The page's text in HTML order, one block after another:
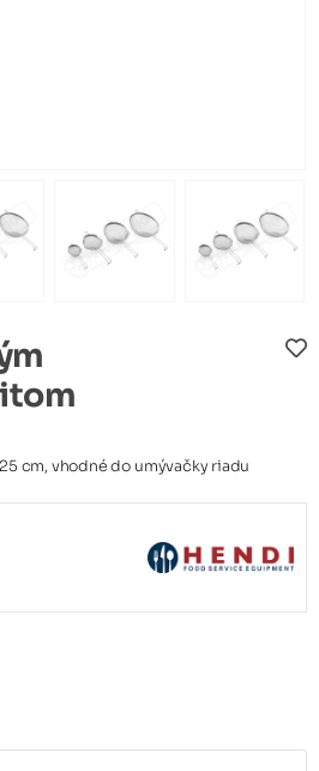
25 cm, vhodné do umývačky riadu